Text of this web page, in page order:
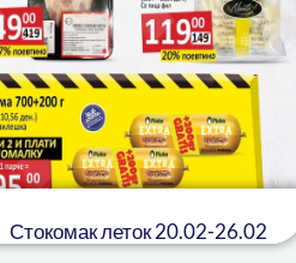
Стокомак леток 20.02-26.02